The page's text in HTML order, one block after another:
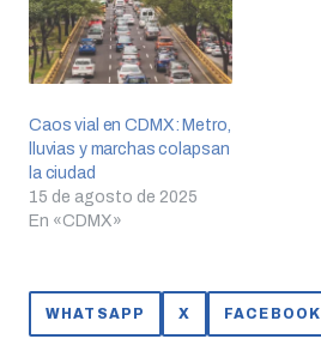
Caos vial en CDMX: Metro,
lluvias y marchas colapsan
la ciudad
15 de agosto de 2025
En «CDMX»
WHATSAPP X FACEBOOK